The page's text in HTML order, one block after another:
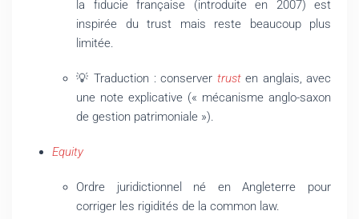
la fiducie française (introduite en 2007) est
inspirée du trust mais reste beaucoup plus
limitée.
💡 Traduction : conserver trusten anglais, avec
une note explicative (« mécanisme anglo-saxon
de gestion patrimoniale »).
Equity
Ordre juridictionnel né en Angleterre pour
corriger les rigidités de la common law.